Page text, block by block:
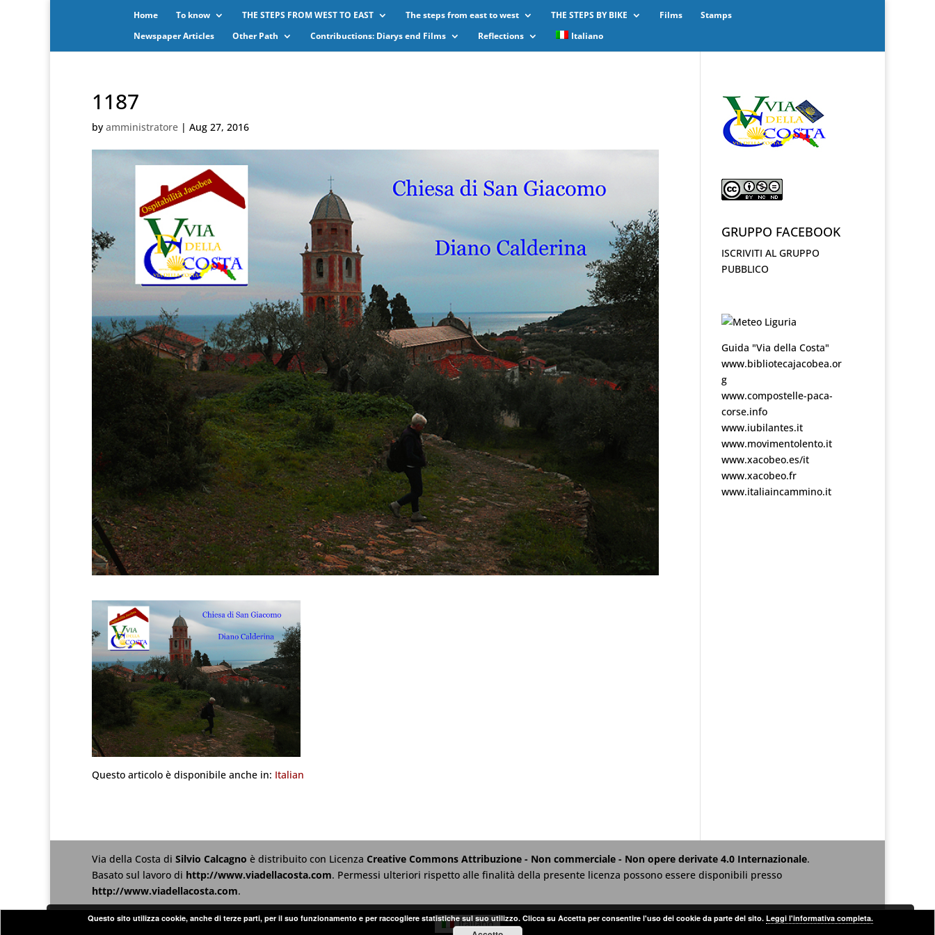
Home To know THE STEPS FROM WEST TO EAST The steps from east to west THE STEPS BY BIKE Films
Stamps
Newspaper Articles
Other Path Contribuctions: Diarys end Films Reflections Italiano
1187
by amministratore | Aug 27, 2016
Questo articolo è disponibile anche in: Italian
GRUPPO FACEBOOK
ISCRIVITI AL GRUPPO
PUBBLICO
Guida "Via della Costa"
www.bibliotecajacobea.or
g
www.compostelle-paca-
corse.info
www.iubilantes.it
www.movimentolento.it
www.xacobeo.es/it
www.xacobeo.fr
www.italiaincammino.it
Via della Costa di Silvio Calcagno è distribuito con Licenza Creative Commons Attribuzione - Non commerciale - Non opere derivate 4.0 Internazionale.
Basato sul lavoro di http://www.viadellacosta.com. Permessi ulteriori rispetto alle finalità della presente licenza possono essere disponibili presso
http://www.viadellacosta.com.
Italiano
Questo sito utilizza cookie, anche di terze parti, per il suo funzionamento e per raccogliere statistiche sul suo utilizzo. Clicca su Accetta per consentire l'uso dei cookie da parte del sito.Leggi l'informativa completa.